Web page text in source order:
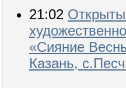
21:02
«Сияние
Казань,